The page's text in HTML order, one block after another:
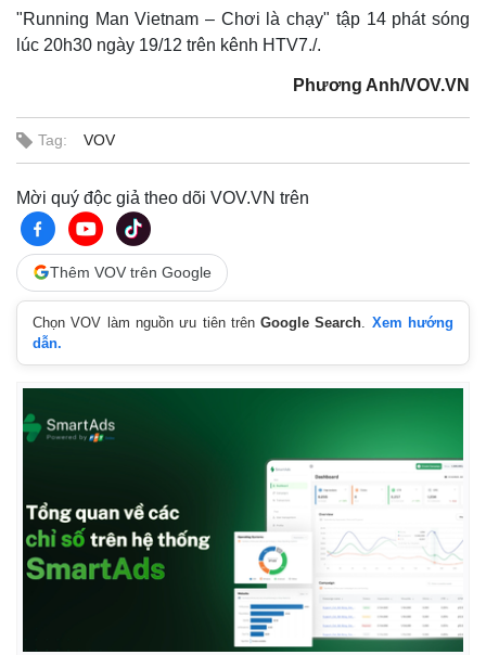
"Running Man Vietnam – Chơi là chạy" tập 14 phát sóng
lúc 20h30 ngày 19/12 trên kênh HTV7./.
Phương Anh/VOV.VN
Tag: VOV
Mời quý độc giả theo dõi VOV.VN trên
Thêm VOV trên Google
Chọn VOV làm nguồn ưu tiên trênGoogle Search
Xem hướng
dẫn.